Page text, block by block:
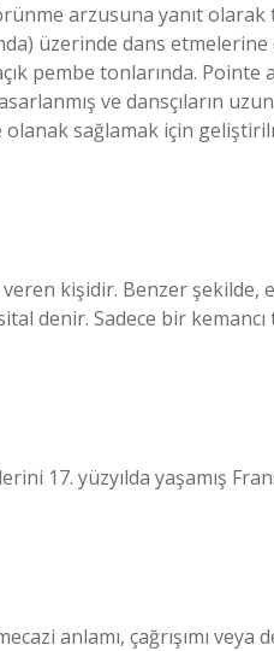
arzusuna yanıt olarak
üzerinde dans
tonlarında. Pointe
ve dansçıların
sağlamak için
kişidir. Benzer şekilde,
denir. Sadece bir
17. yüzyılda yaşamış
anlamı, çağrışımı veya